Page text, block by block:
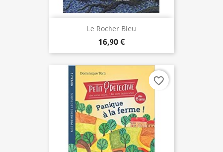
Le Rocher Bleu
16,90 €
favorite_border